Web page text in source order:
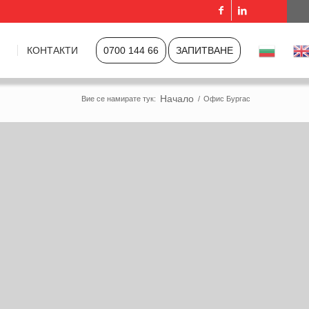
КОНТАКТИ 0700 144 66 ЗАПИТВАНЕ
Вие се намирате тук: Начало / Офис Бургас